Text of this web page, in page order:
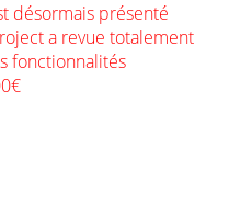
désormais présenté
a revue totalement
fonctionnalités